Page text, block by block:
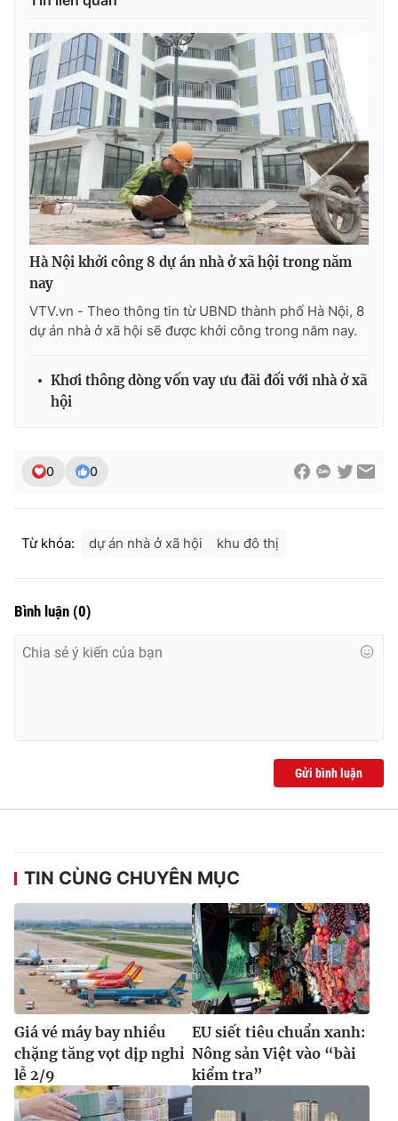
Ðiện thoại Thời báo VTV:
Email:toasoan@vtv.vn
Liên hệ quảng cáo: 024-7300.7108
® Cấm sao chép dưới mọi hình thức nếu không có sự chấp
thuận bằng văn bản. Ghi rõ nguồn VTV.vn khi phát hành lại
Hà Nội khởi công 8 dự án nhà ở xã hội trong năm
nay
VTV.vn - Theo thông tin từ UBND thành phố Hà Nội, 8
dự án nhà ở xã hội sẽ được khởi công trong năm nay.
Khơi thông dòng vốn vay ưu đãi đối với nhà ở xã
hội
0 0
Từ khóa: dự án nhà ở xã hội khu đô thị
Bình luận (0)
Gửi bình luận
TIN CÙNG CHUYÊN MỤC
Giá vé máy bay nhiều
chặng tăng vọt dịp nghỉ
lễ 2/9
EU siết tiêu chuẩn xanh:
Nông sản Việt vào “bài
kiểm tra”